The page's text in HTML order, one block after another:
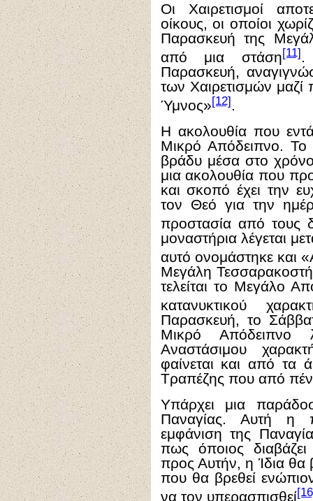
Οι Χαιρετισμοί
οίκους, οι οποίοι
Παρασκευή της
από μια στάση[11].
Παρασκευή,
των Χαιρετισμών μαζί
Ύμνος»[12].
Η ακολουθία που
Μικρό Απόδειπνο. Το
βράδυ μέσα στο
μια ακολουθία που
και σκοπό έχει την
τον Θεό για την
προστασία από τους
μοναστήρια λέγεται
αυτό ονομάστηκε και
Μεγάλη
τελείται το Μεγάλο
κατανυκτικού
Παρασκευή, το
Μικρό Απόδειπνο
Αναστάσιμου
φαίνεται και από τα
Τραπέζης που από
Υπάρχει μια
Παναγίας. Αυτή η
εμφάνιση της
πως όποιος διαβάζει
προς Αυτήν, η Ίδια θα
που θα βρεθεί
να τον υπερασπισθεί